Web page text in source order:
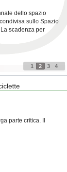
dello spazio
sullo Spazio
scadenza per
1 2 3 4
parte critica. Il